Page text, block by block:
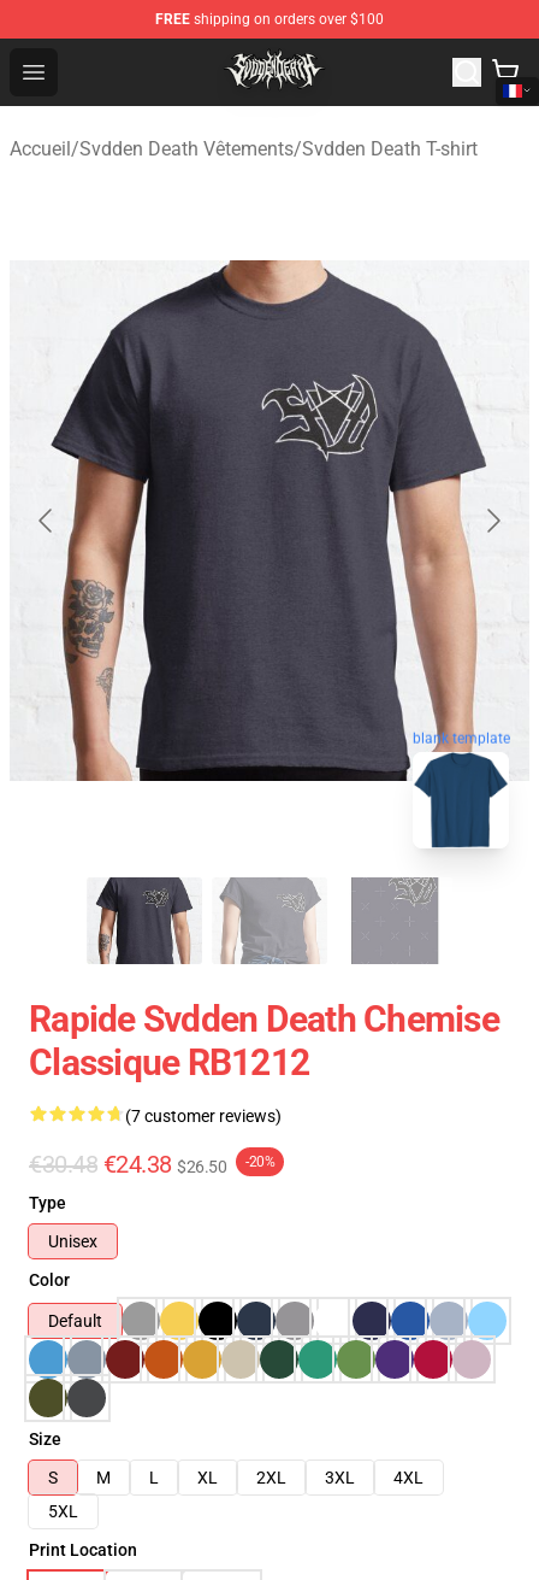
FREE shipping on orders over $100
Open menu
Svdden Death Shop - Official Svdden Death
Accueil/Svdden Death Vêtements/Svdden Death T-shirt
blank template
Rapide Svdden Death Chemise
Classique RB1212
(7 customer reviews)
€30.48 €24.38 $26.50 -20%
Type
Unisex
Color
Default
Size
S
M L XL 2XL 3XL
4XL
5XL
Print Location